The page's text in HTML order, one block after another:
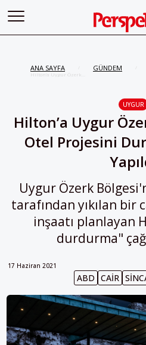
ANA SAYFA GÜNDEM
Hilton’a Uygur Özerk
Bölgesi’ndeki Otel Projesini
UYGUR
Hilton’a Uygur
Otel Projesini
Uygur Özerk
tarafından yıkılan bir
inşaatı planlayan
durdurma"
17 Haziran 2021
ABD CAİR